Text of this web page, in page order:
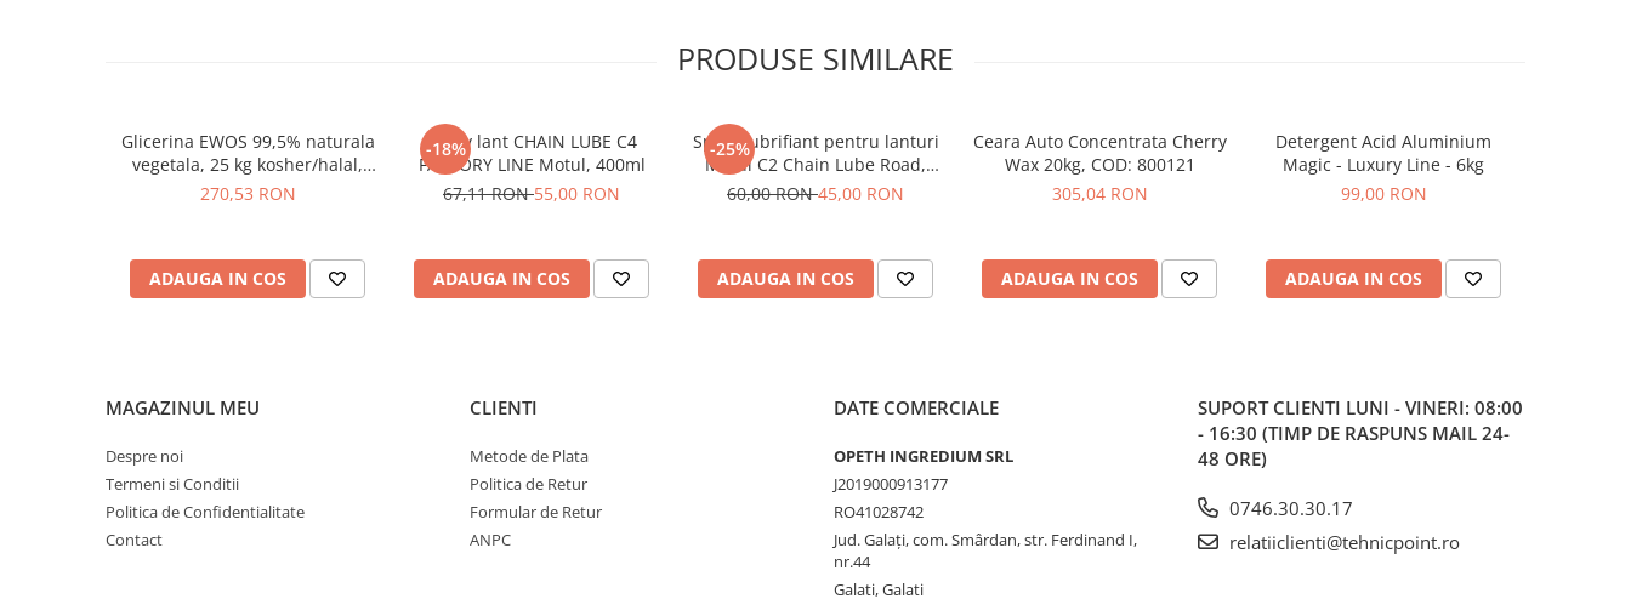
PRODUSE SIMILARE
Glicerina EWOS 99,5% naturala
vegetala, 25 kg kosher/halal,
grad farmaceutic
270,53 RON
ADAUGA IN COS
-18%
Spray lant CHAIN LUBE C4
FACTORY LINE Motul, 400ml
67,11 RON55,00 RON
ADAUGA IN COS
-25%
Spray lubrifiant pentru lanturi
Motul C2 Chain Lube Road,
400ml
60,00 RON45,00 RON
ADAUGA IN COS
Ceara Auto Concentrata Cherry
Wax 20kg, COD: 800121
305,04 RON
ADAUGA IN COS
Detergent Acid Aluminium
Magic - Luxury Line - 6kg
99,00 RON
ADAUGA IN COS
MAGAZINUL MEU
Despre noi
Termeni si Conditii
Politica de Confidentialitate
Contact
CLIENTI
Metode de Plata
Politica de Retur
Formular de Retur
ANPC
DATE COMERCIALE
OPETH INGREDIUM SRL
J2019000913177
RO41028742
Jud. Galaţi, com. Smârdan, str. Ferdinand I,
nr.44
Galati, Galati
SUPORT CLIENTI LUNI - VINERI: 08:00
- 16:30 (TIMP DE RASPUNS MAIL 24-
48 ORE)
0746.30.30.17
relatiiclienti@tehnicpoint.ro